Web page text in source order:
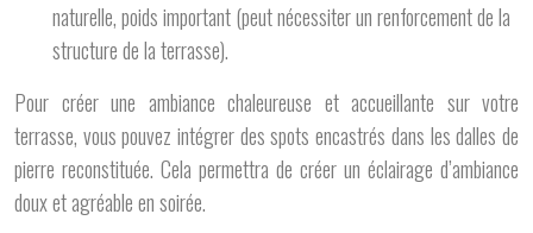
naturelle, poids important (peut nécessiter un renforcement de la
structure de la terrasse).
Pour créer une ambiance chaleureuse et accueillante sur votre
terrasse, vous pouvez intégrer des spots encastrés dans les dalles de
pierre reconstituée. Cela permettra de créer un éclairage d’ambiance
doux et agréable en soirée.